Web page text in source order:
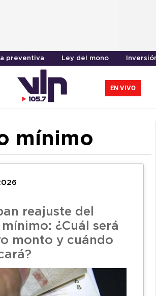
preventiva Ley del mono
EN VIVO
mínimo
reajuste del
¿Cuál será
monto y cuándo